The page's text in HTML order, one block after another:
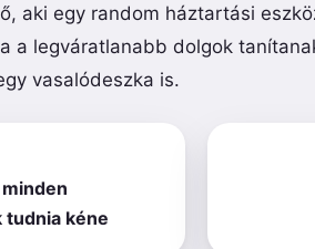
aki egy random háztartási
a legváratlanabb dolgok
vasalódeszka is.
tudnia kéne